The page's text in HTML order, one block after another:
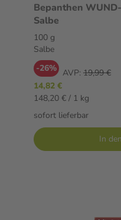
Bepanthen
Salbe
100 g
Salbe
-26% AVP: 19,99 €
14,82 €
148,20 € / 1 kg
sofort lieferbar
In